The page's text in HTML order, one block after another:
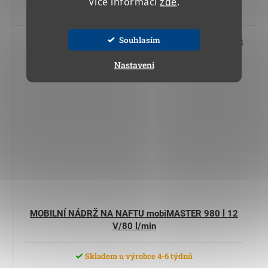
Souhlasím
Nastavení
MOBILNÍ NÁDRŽ NA NAFTU mobiMASTER 980 l 12
V/80 l/min
Skladem u výrobce 4-6 týdnů
17 544 03